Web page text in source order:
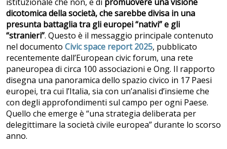
dicotomica della società, che sarebbe divisa in una
presunta battaglia tra gli europei “nativi” e gli
“stranieri”. Questo è il messaggio principale contenuto
nel documento Civic space report 2025, pubblicato
recentemente dall’European civic forum, una rete
paneuropea di circa 100 associazioni e Ong. Il rapporto
disegna una panoramica dello spazio civico in 17 Paesi
europei, tra cui l’Italia, sia con un’analisi d’insieme che
con degli approfondimenti sul campo per ogni Paese.
Quello che emerge è “una strategia deliberata per
delegittimare la società civile europea” durante lo scorso
anno.